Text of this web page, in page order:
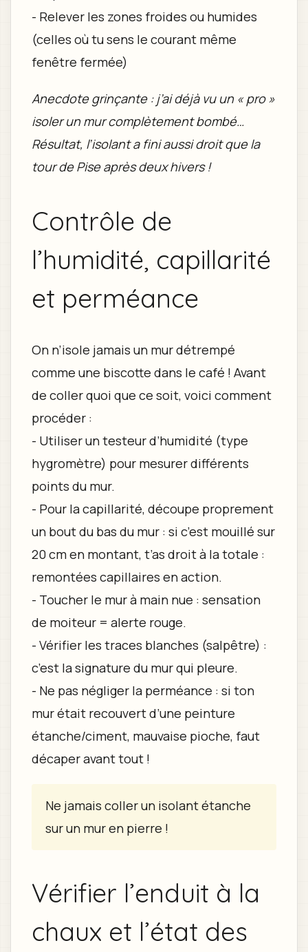
- Relever les zones froides ou humides
(celles où tu sens le courant même
fenêtre fermée)
Anecdote grinçante : j’ai déjà vu un « pro »
isoler un mur complètement bombé…
Résultat, l’isolant a fini aussi droit que la
tour de Pise après deux hivers !
Contrôle de
l’humidité, capillarité
et perméance
On n’isole jamais un mur détrempé
comme une biscotte dans le café ! Avant
de coller quoi que ce soit, voici comment
procéder :
- Utiliser un testeur d’humidité (type
hygromètre) pour mesurer différents
points du mur.
- Pour la capillarité, découpe proprement
un bout du bas du mur : si c’est mouillé sur
20 cm en montant, t’as droit à la totale :
remontées capillaires en action.
- Toucher le mur à main nue : sensation
de moiteur = alerte rouge.
- Vérifier les traces blanches (salpêtre) :
c’est la signature du mur qui pleure.
- Ne pas négliger la perméance : si ton
mur était recouvert d’une peinture
étanche/ciment, mauvaise pioche, faut
décaper avant tout !
Ne jamais coller un isolant étanche
sur un mur en pierre !
Vérifier l’enduit à la
chaux et l’état des